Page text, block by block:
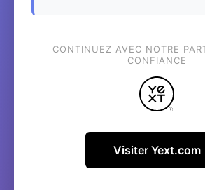
CONTINUEZ AVEC NOTRE
CONFIANCE
Visiter Yext.com